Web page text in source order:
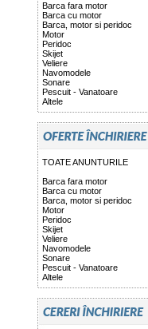
Barca fara motor
Barca cu motor
Barca, motor si peridoc
Motor
Peridoc
Skijet
Veliere
Navomodele
Sonare
Pescuit - Vanatoare
Altele
TOATE ANUNTURILE
Barca fara motor
Barca cu motor
Barca, motor si peridoc
Motor
Peridoc
Skijet
Veliere
Navomodele
Sonare
Pescuit - Vanatoare
Altele